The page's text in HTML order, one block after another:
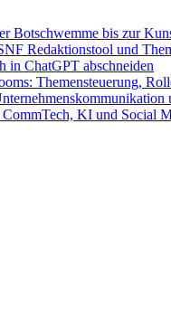
Botschwemme bis zur
Redaktionstool und
in ChatGPT abschneiden
Themensteuerung,
KI und Social